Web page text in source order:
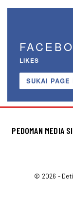
LIKES
SUKAI PAGE
PEDOMAN MEDIA
© 2026 -